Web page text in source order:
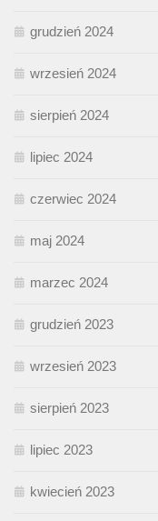
grudzień 2024
wrzesień 2024
sierpień 2024
lipiec 2024
czerwiec 2024
maj 2024
marzec 2024
grudzień 2023
wrzesień 2023
sierpień 2023
lipiec 2023
kwiecień 2023